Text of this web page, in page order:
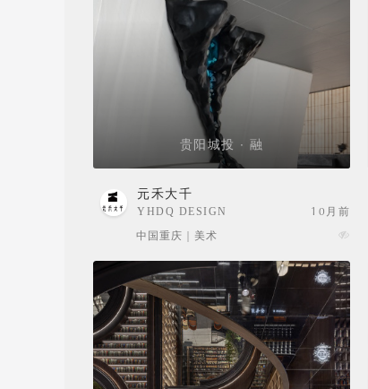
贵阳城投 · 融
元禾大千
YHDQ DESIGN
10月前
中国重庆 | 美术